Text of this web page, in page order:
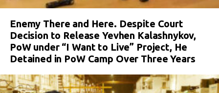
Enemy There and Here. Despite Court
Decision to Release Yevhen Kalashnykov,
PoW under “I Want to Live” Project, He
Detained in PoW Camp Over Three Years